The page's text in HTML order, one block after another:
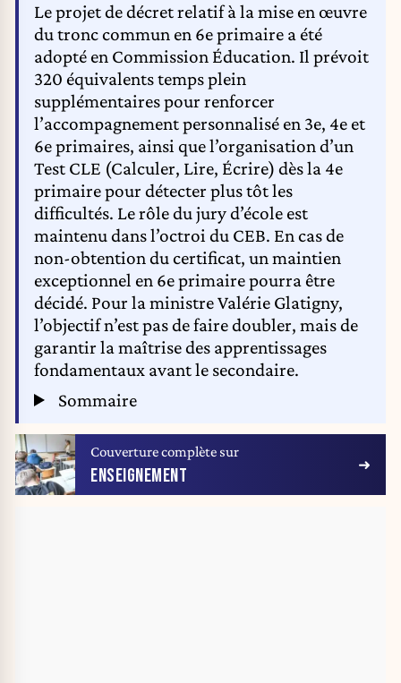
Le projet de décret relatif à la mise en œuvre
du tronc commun en 6e primaire a été
adopté en Commission Éducation. Il prévoit
320 équivalents temps plein
supplémentaires pour renforcer
l’accompagnement personnalisé en 3e, 4e et
6e primaires, ainsi que l’organisation d’un
Test CLE (Calculer, Lire, Écrire) dès la 4e
primaire pour détecter plus tôt les
difficultés. Le rôle du jury d’école est
maintenu dans l’octroi du CEB. En cas de
non-obtention du certificat, un maintien
exceptionnel en 6e primaire pourra être
décidé. Pour la ministre Valérie Glatigny,
l’objectif n’est pas de faire doubler, mais de
garantir la maîtrise des apprentissages
fondamentaux avant le secondaire.
Sommaire
Couverture complète sur
ENSEIGNEMENT